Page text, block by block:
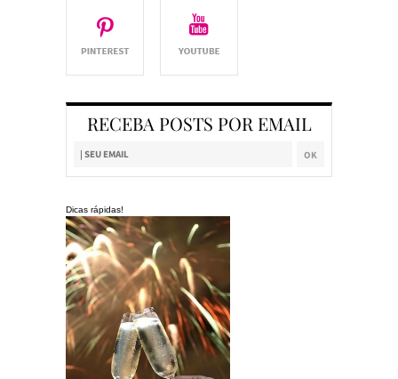
RECEBA POSTS POR EMAIL
Dicas rápidas!